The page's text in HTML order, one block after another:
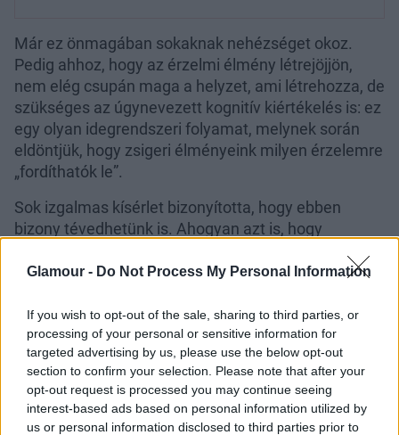
Glamour - Do Not Process My Personal Information
If you wish to opt-out of the sale, sharing to third parties, or
processing of your personal or sensitive information for
targeted advertising by us, please use the below opt-out
section to confirm your selection. Please note that after your
opt-out request is processed you may continue seeing
interest-based ads based on personal information utilized by
us or personal information disclosed to third parties prior to
Már ez önmagában sokaknak nehézséget okoz.
Pedig ahhoz, hogy az érzelmi élmény létrejöjjön,
nem elég csupán maga a helyzet, ami létrehozza, de
szükséges az úgynevezett kognitív kiértékelés is: ez
egy olyan idegrendszeri folyamat, melynek során
eldöntjük, hogy zsigeri élményeink milyen érzelemre
„fordíthatók le”.
Sok izgalmas kísérlet bizonyította, hogy ebben
bizony tévedhetünk is. Ahogyan azt is, hogy
ki is válthatjuk az adott érzelmet. A Nature magazin
több évtizedes inkonzisztens eredményekkel járó
kutatásai alapján vizsgálat azt a feltételezést, hogy
csupán arckifejezésünk megváltoztatásával
képesek lehetünk-e modulálni az átélt érzelmeket,
illetve bizonyos arckifejezések mímelésével
létrehozni érzelmeket.